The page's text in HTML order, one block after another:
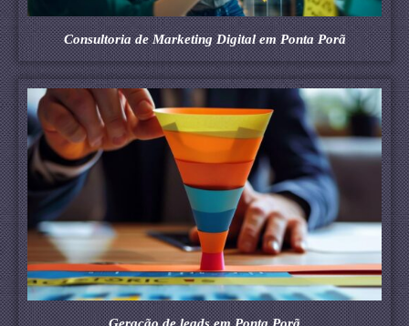
Consultoria de Marketing Digital em Ponta Porã